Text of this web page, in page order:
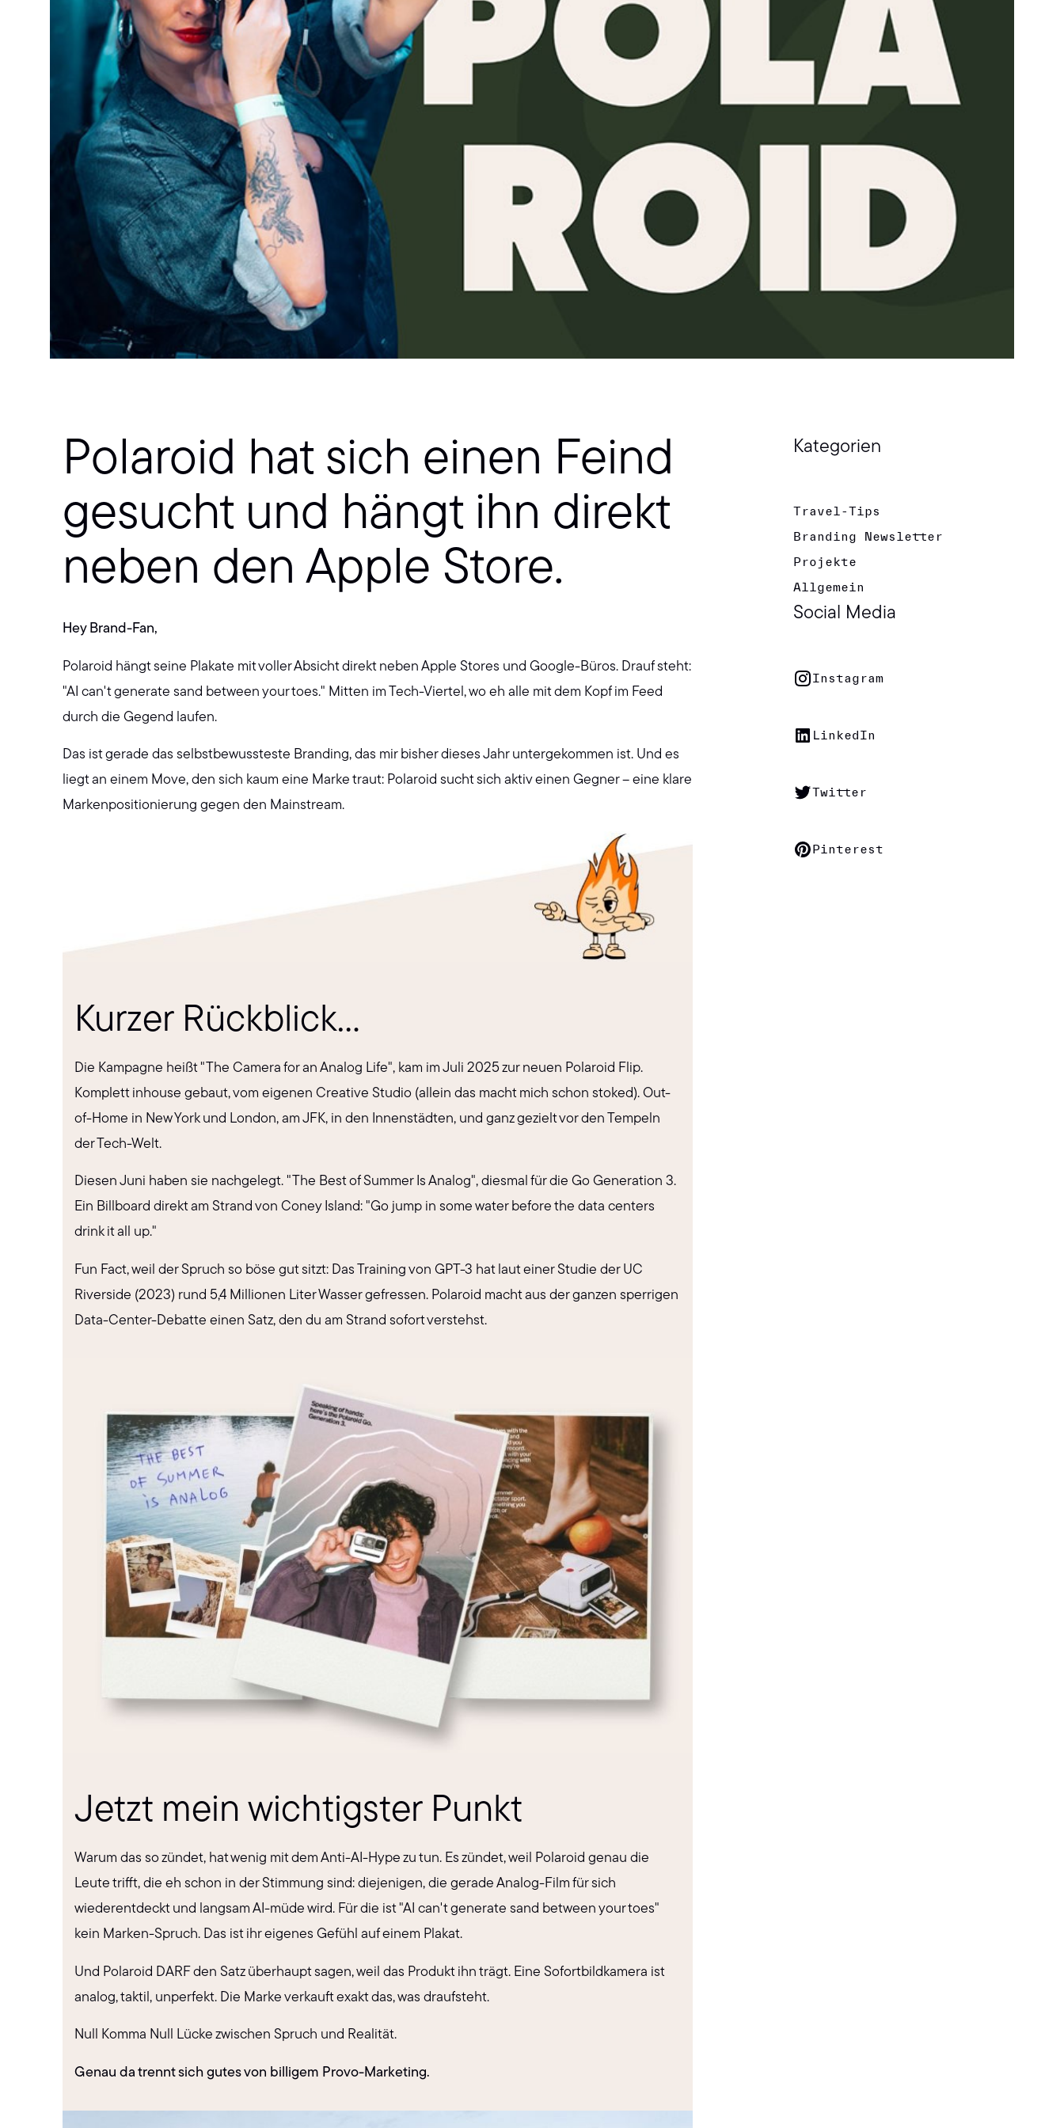
Polaroid hat sich einen Feind
gesucht und hängt ihn direkt
neben den Apple Store.
Hey Brand-Fan,
Polaroid hängt seine Plakate mit voller Absicht direkt neben Apple Stores und Google-Büros. Drauf steht:
"AI can't generate sand between your toes." Mitten im Tech-Viertel, wo eh alle mit dem Kopf im Feed
durch die Gegend laufen.
Das ist gerade das selbstbewussteste Branding, das mir bisher dieses Jahr untergekommen ist. Und es
liegt an einem Move, den sich kaum eine Marke traut: Polaroid sucht sich aktiv einen Gegner – eine klare
Markenpositionierung gegen den Mainstream.
Kurzer Rückblick...
Die Kampagne heißt "The Camera for an Analog Life", kam im Juli 2025 zur neuen Polaroid Flip.
Komplett inhouse gebaut, vom eigenen Creative Studio (allein das macht mich schon stoked). Out-
of-Home in New York und London, am JFK, in den Innenstädten, und ganz gezielt vor den Tempeln
der Tech-Welt.
Diesen Juni haben sie nachgelegt. "The Best of Summer Is Analog", diesmal für die Go Generation 3.
Ein Billboard direkt am Strand von Coney Island: "Go jump in some water before the data centers
drink it all up."
Fun Fact, weil der Spruch so böse gut sitzt: Das Training von GPT-3 hat laut einer Studie der UC
Riverside (2023) rund 5,4 Millionen Liter Wasser gefressen. Polaroid macht aus der ganzen sperrigen
Data-Center-Debatte einen Satz, den du am Strand sofort verstehst.
Jetzt mein wichtigster Punkt
Warum das so zündet, hat wenig mit dem Anti-AI-Hype zu tun. Es zündet, weil Polaroid genau die
Leute trifft, die eh schon in der Stimmung sind: diejenigen, die gerade Analog-Film für sich
wiederentdeckt und langsam AI-müde wird. Für die ist "AI can't generate sand between your toes"
kein Marken-Spruch. Das ist ihr eigenes Gefühl auf einem Plakat.
Und Polaroid DARF den Satz überhaupt sagen, weil das Produkt ihn trägt. Eine Sofortbildkamera ist
analog, taktil, unperfekt. Die Marke verkauft exakt das, was draufsteht.
Null Komma Null Lücke zwischen Spruch und Realität.
Genau da trennt sich gutes von billigem Provo-Marketing.
Kategorien
Travel-Tips
Branding Newsletter
Projekte
Allgemein
Social Media
Instagram
LinkedIn
Twitter
Pinterest